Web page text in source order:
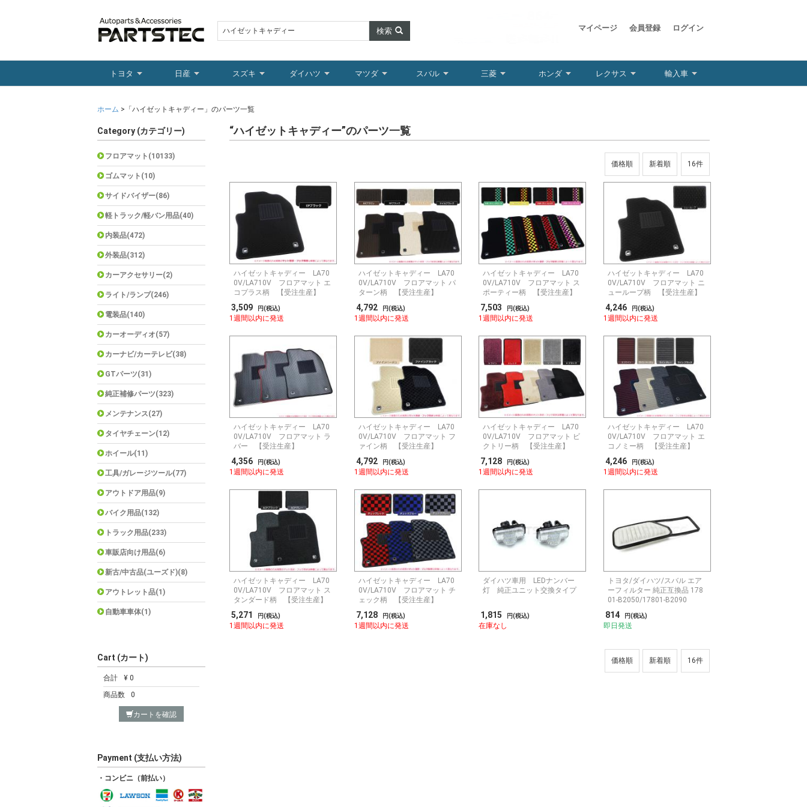
検索 マイページ 会員登録 ログイン
トヨタ 日産 スズキ ダイハツ マツダ スバル 三菱 ホンダ レクサス 輸入車
ホーム >「ハイゼットキャディー」のパーツ一覧
Category (カテゴリー)
フロアマット(10133)
ゴムマット(10)
サイドバイザー(86)
軽トラック/軽バン用品(40)
内装品(472)
外装品(312)
カーアクセサリー(2)
ライト/ランプ(246)
電装品(140)
カーオーディオ(57)
カーナビ/カーテレビ(38)
GTパーツ(31)
純正補修パーツ(323)
メンテナンス(27)
タイヤチェーン(12)
ホイール(11)
工具/ガレージツール(77)
アウトドア用品(9)
バイク用品(132)
トラック用品(233)
車販店向け用品(6)
新古/中古品(ユーズド)(8)
アウトレット品(1)
自動車車体(1)
Cart (カート)
合計
¥ 0
商品数
0
カートを確認
Payment (支払い方法)
・コンビニ（前払い）
“ハイゼットキャディー”のパーツ一覧
価格順 新着順
ハイゼットキャディー LA70
0V/LA710V フロアマット エ
コプラス柄 【受注生産】
3,509 円(税込)
1週間以内に発送
ハイゼットキャディー LA70
0V/LA710V フロアマット パ
ターン柄 【受注生産】
4,792 円(税込)
1週間以内に発送
ハイゼットキャディー LA70
0V/LA710V フロアマット ス
ポーティー柄 【受注生産】
7,503 円(税込)
1週間以内に発送
ハイゼットキャディー LA70
0V/LA710V フロアマット ニ
ューループ柄 【受注生産】
4,246 円(税込)
1週間以内に発送
ハイゼットキャディー LA70
0V/LA710V フロアマット ラ
バー 【受注生産】
4,356 円(税込)
1週間以内に発送
ハイゼットキャディー LA70
0V/LA710V フロアマット フ
ァイン柄 【受注生産】
4,792 円(税込)
1週間以内に発送
ハイゼットキャディー LA70
0V/LA710V フロアマット ビ
クトリー柄 【受注生産】
7,128 円(税込)
1週間以内に発送
ハイゼットキャディー LA70
0V/LA710V フロアマット エ
コノミー柄 【受注生産】
4,246 円(税込)
1週間以内に発送
ハイゼットキャディー LA70
0V/LA710V フロアマット ス
タンダード柄 【受注生産】
5,271 円(税込)
1週間以内に発送
ハイゼットキャディー LA70
0V/LA710V フロアマット チ
ェック柄 【受注生産】
7,128 円(税込)
1週間以内に発送
ダイハツ車用 LEDナンバー
灯 純正ユニット交換タイプ
1,815 円(税込)
在庫なし
トヨタ/ダイハツ/スバル エア
ーフィルター 純正互換品 178
01-B2050/17801-B2090
814 円(税込)
即日発送
価格順 新着順